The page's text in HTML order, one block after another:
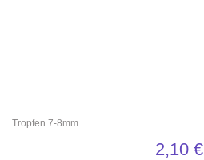
Tropfen 7-8mm
2,10 €